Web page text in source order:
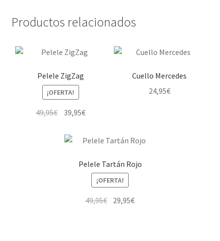
Productos relacionados
Pelele ZigZag
¡OFERTA!
49,95€ El
original
49,95€.
39,95€El
actual
39,95€.
producto
múltiples
opciones
Cuello Mercedes
24,95€
Pelele Tartán Rojo
¡OFERTA!
49,95€ El29,95€El